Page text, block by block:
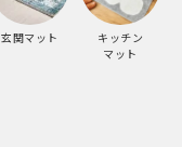
玄関マット
キッチン
マット